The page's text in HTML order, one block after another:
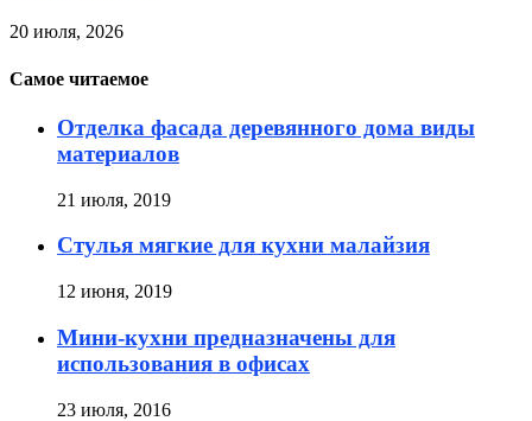
20 июля, 2026
Самое читаемое
Отделка фасада деревянного дома виды
материалов
21 июля, 2019
Стулья мягкие для кухни малайзия
12 июня, 2019
Мини-кухни предназначены для
использования в офисах
23 июля, 2016